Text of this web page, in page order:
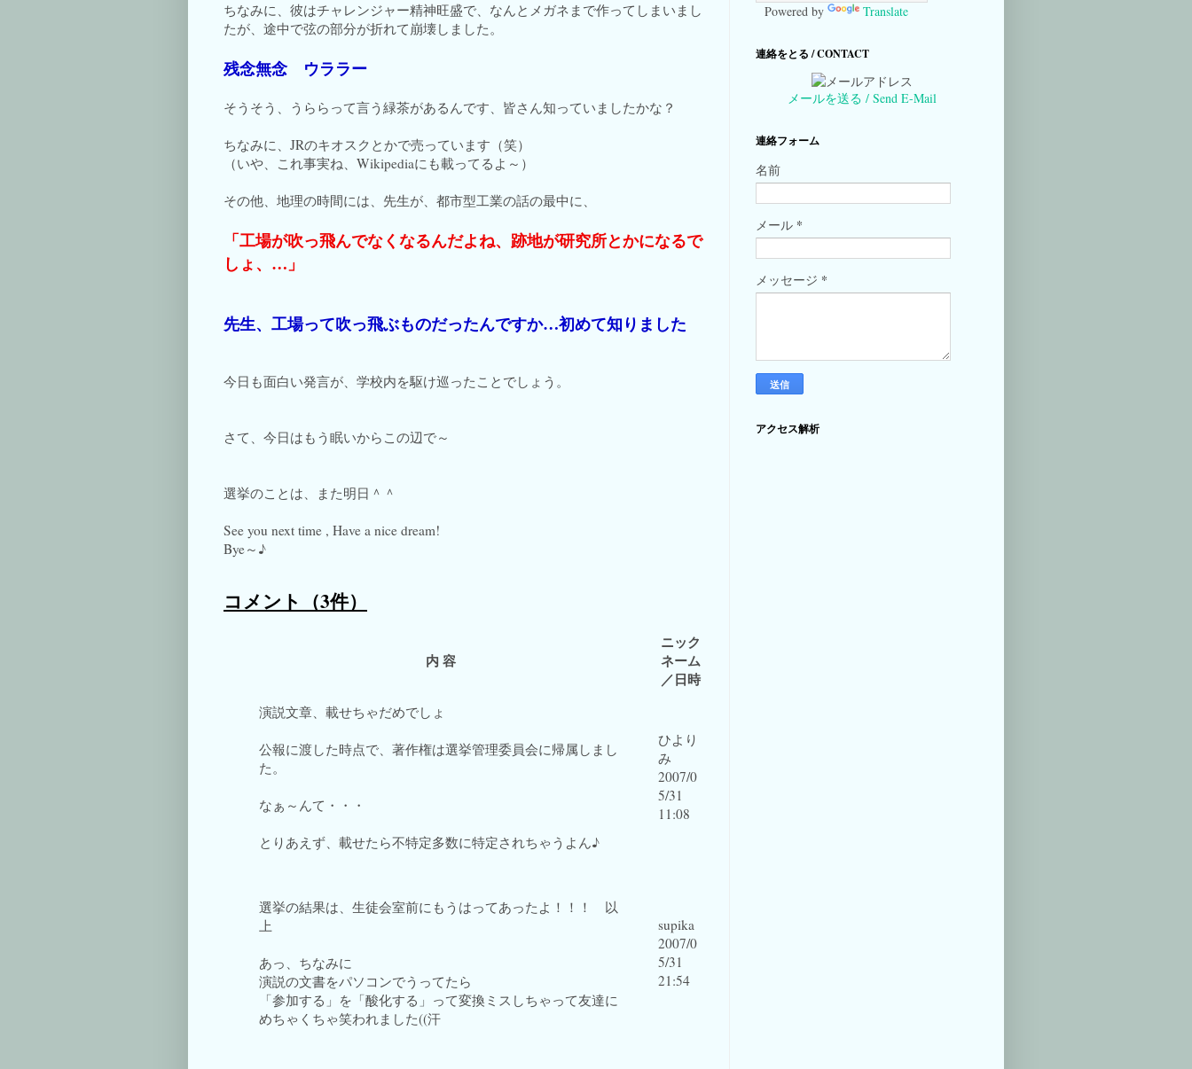
ちなみに、彼はチャレンジャー精神旺盛で、なんとメガネまで作ってしまいまし
たが、途中で弦の部分が折れて崩壊しました。
残念無念 ウララー
そうそう、うららって言う緑茶があるんです、皆さん知っていましたかな？
ちなみに、JRのキオスクとかで売っています（笑）
（いや、これ事実ね、Wikipediaにも載ってるよ～）
その他、地理の時間には、先生が、都市型工業の話の最中に、
「工場が吹っ飛んでなくなるんだよね、跡地が研究所とかになるで
しょ、…」
先生、工場って吹っ飛ぶものだったんですか…初めて知りました
今日も面白い発言が、学校内を駆け巡ったことでしょう。
さて、今日はもう眠いからこの辺で～
選挙のことは、また明日＾＾
See you next time , Have a nice dream!
Bye～♪
コメント （3件）
内 容
ニック
ネーム
／日時
演説文章、載せちゃだめでしょ
公報に渡した時点で、著作権は選挙管理委員会に帰属しまし
た。
なぁ～んて・・・
とりあえず、載せたら不特定多数に特定されちゃうよん♪
ひより
み
2007/0
5/31
11:08
選挙の結果は、生徒会室前にもうはってあったよ！！！ 以
上
あっ、ちなみに
演説の文書をパソコンでうってたら
「参加する」を「酸化する」って変換ミスしちゃって友達に
めちゃくちゃ笑われました((汗
supika
2007/0
5/31
21:54
Powered by Translate
連絡をとる / CONTACT
メールを送る / Send E-Mail
連絡フォーム
名前
メール *
メッセージ *
アクセス解析